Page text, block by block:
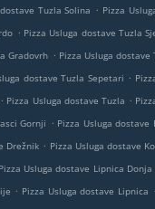
Tuzla Solina . Pizza
. Pizza Usluga dostave Tuzla
Gradovrh . Pizza Usluga dostave
dostave Tuzla Sepetari .
. Pizza Usluga dostave Tuzla .
Gornji . Pizza Usluga dostave
Drežnik . Pizza Usluga dostave
Pizza Usluga dostave Lipnica Donja
. Pizza Usluga dostave Lipnica